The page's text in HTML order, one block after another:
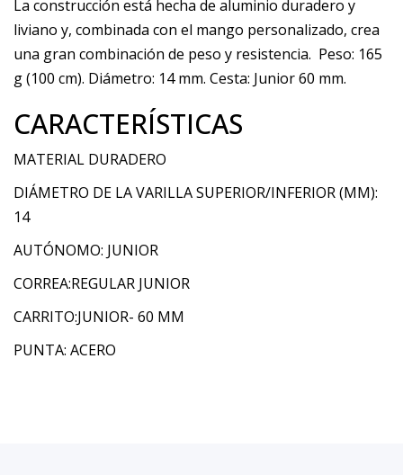
La construcción está hecha de aluminio duradero y
liviano y, combinada con el mango personalizado, crea
una gran combinación de peso y resistencia. Peso: 165
g (100 cm). Diámetro: 14 mm. Cesta: Junior 60 mm.
CARACTERÍSTICAS
MATERIAL DURADERO
DIÁMETRO DE LA VARILLA SUPERIOR/INFERIOR (MM):
14
AUTÓNOMO: JUNIOR
CORREA:REGULAR JUNIOR
CARRITO:JUNIOR- 60 MM
PUNTA: ACERO